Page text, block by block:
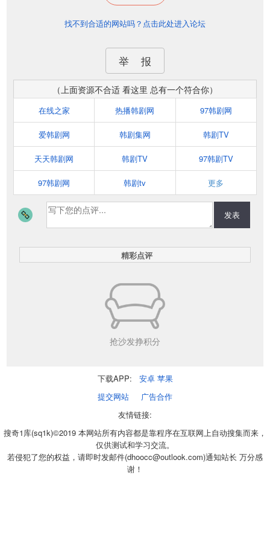
找不到合适的网站吗？点击此处进入论坛
举 报
（上面资源不合适 看这里 总有一个符合你）
在线之家 热播韩剧网 97韩剧网
爱韩剧网 韩剧集网 韩剧TV
天天韩剧网 韩剧TV 97韩剧TV
97韩剧网 韩剧tv 更多
发表
精彩点评
抢沙发挣积分
下载APP: 安卓 苹果
提交网站
广告合作
友情链接:
搜奇1库(sq1k)©2019 本网站所有内容都是靠程序在互联网上自动搜集而来，
仅供测试和学习交流。
若侵犯了您的权益，请即时发邮件(dhoocc@outlook.com)通知站长 万分感
谢！